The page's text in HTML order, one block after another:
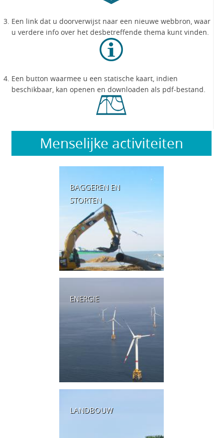
Een link dat u doorverwijst naar een nieuwe webbron, waar
u verdere info over het desbetreffende thema kunt vinden.
Een button waarmee u een statische kaart, indien
beschikbaar, kan openen en downloaden als pdf-bestand.
Menselijke activiteiten
BAGGEREN EN
STORTEN
ENERGIE
LANDBOUW